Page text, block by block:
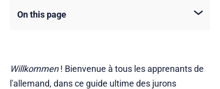
On this page
Willkommen! Bienvenue à tous les apprenants de
l'allemand, dans ce guide ultime des jurons